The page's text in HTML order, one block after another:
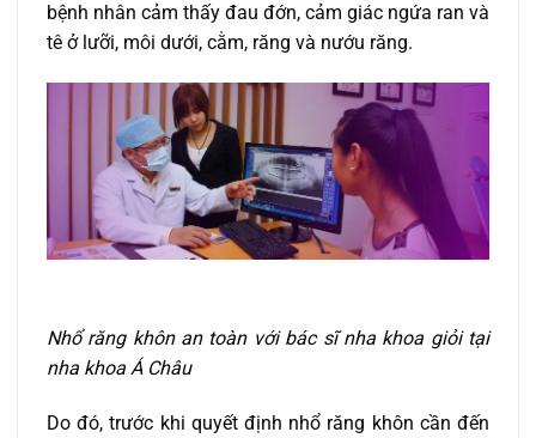
bệnh nhân cảm thấy đau đớn, cảm giác ngứa ran và
tê ở lưỡi, môi dưới, cằm, răng và nướu răng.
Nhổ răng khôn an toàn với bác sĩ nha khoa giỏi tại
nha khoa Á Châu
Do đó, trước khi quyết định nhổ răng khôn cần đến